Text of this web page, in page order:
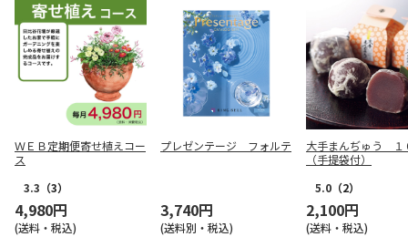
ＷＥＢ定期便寄せ植えコー
ス
3.3 （3）
4,980円
(送料・税込)
プレゼンテージ フォルテ
3,740円
(送料別・税込)
大手まんぢゅう １
（手提袋付）
5.0 （2）
2,100円
(送料・税込)